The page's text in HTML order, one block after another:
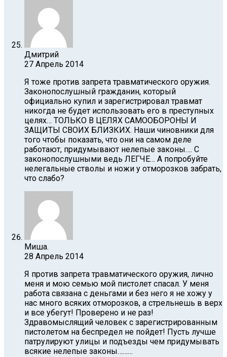
Дмитрий
27 Апрель 2014
Я тоже против запрета травматического оружия.
Законопослушный гражданин, который
официально купил и зарегистрировал травмат
никогда не будет использовать его в преступных
целях… ТОЛЬКО В ЦЕЛЯХ САМООБОРОНЫ И
ЗАЩИТЫ СВОИХ БЛИЗКИХ. Наши чиновники для
того чтобы показать, что они на самом деле
работают, придумывают нелепые законы…. С
законопослушными ведь ЛЕГЧЕ… А попробуйте
нелегальные стволы и ножи у отморозков забрать,
что слабо?
Миша.
28 Апрель 2014
Я против запрета травматического оружия, лично
меня и мою семью мой пистолет спасал. У меня
работа связана с деньгами и без него я не хожу у
нас много всяких отморозков, а стрельнешь в верх
и все убегут! Проверено и не раз!
Здравомыслящий человек с зарегистрированным
пистолетом на беспредел не пойдет! Пусть лучше
патрулируют улицы и подъезды чем придумывать
всякие нелепые законы………